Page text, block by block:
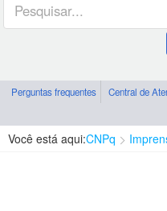
Perguntas frequentes Central de
Você está aqui:CNPq